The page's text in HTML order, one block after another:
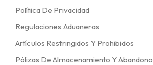
Política De Privacidad
Regulaciones Aduaneras
Artículos Restringidos Y Prohibidos
Pólizas De Almacenamiento Y Abandono